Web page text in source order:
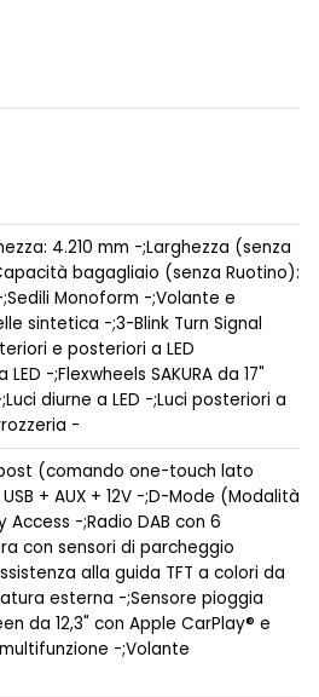
4.210 mm -;Larghezza (senza
bagagliaio (senza Ruotino):
Monoform -;Volante e
sintetica -;3-Blink Turn Signal
e posteriori a LED
-;Flexwheels SAKURA da 17"
diurne a LED -;Luci posteriori a
-
(comando one-touch lato
+ AUX + 12V -;D-Mode (Modalità
-;Radio DAB con 6
con sensori di parcheggio
alla guida TFT a colori da
esterna -;Sensore pioggia
da 12,3" con Apple CarPlay® e
-;Volante